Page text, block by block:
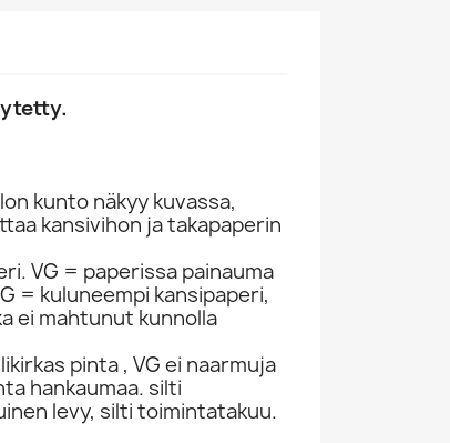
kunto näkyy kuvassa,
kansivihon ja takapaperin
VG = paperissa painauma
= kuluneempi kansipaperi,
ei mahtunut kunnolla
pinta , VG ei naarmuja
hankaumaa. silti
levy, silti toimintatakuu.